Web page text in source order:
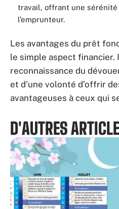
travail, offrant une
l’emprunteur.
Les avantages du prêt
le simple aspect financier.
reconnaissance du
et d’une volonté d’offrir
avantageuses à ceux qui
D'AUTRES